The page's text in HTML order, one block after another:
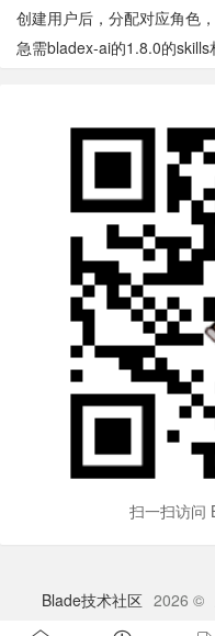
扫一扫访问
Blade技术社区 2026 ©